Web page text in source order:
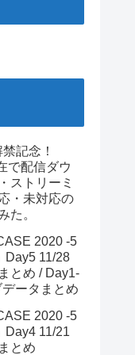
記念！
で配信ダウ
ストリーミ
・未対応の
た。
2020 -5
Day5 11/28
とめ / Day1-
ータまとめ
2020 -5
Day4 11/21
とめ